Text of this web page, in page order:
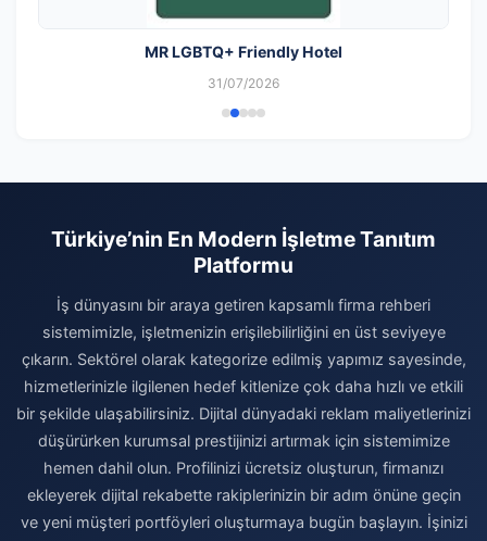
MR LGBTQ+ Friendly Hotel
31/07/2026
Türkiye’nin En Modern İşletme Tanıtım
Platformu
İş dünyasını bir araya getiren kapsamlı firma rehberi
sistemimizle, işletmenizin erişilebilirliğini en üst seviyeye
çıkarın. Sektörel olarak kategorize edilmiş yapımız sayesinde,
hizmetlerinizle ilgilenen hedef kitlenize çok daha hızlı ve etkili
bir şekilde ulaşabilirsiniz. Dijital dünyadaki reklam maliyetlerinizi
düşürürken kurumsal prestijinizi artırmak için sistemimize
hemen dahil olun. Profilinizi ücretsiz oluşturun, firmanızı
ekleyerek dijital rekabette rakiplerinizin bir adım önüne geçin
ve yeni müşteri portföyleri oluşturmaya bugün başlayın. İşinizi